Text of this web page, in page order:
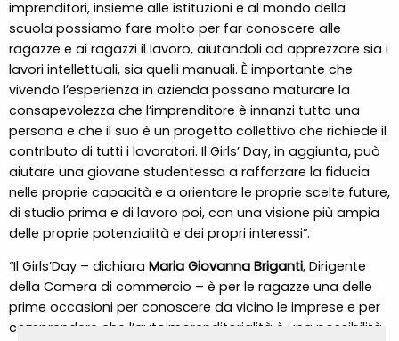
imprenditori, insieme alle istituzioni e al mondo della
scuola possiamo fare molto per far conoscere alle
ragazze e ai ragazzi il lavoro, aiutandoli ad apprezzare sia i
lavori intellettuali, sia quelli manuali. È importante che
vivendo l’esperienza in azienda possano maturare la
consapevolezza che l’imprenditore è innanzi tutto una
persona e che il suo è un progetto collettivo che richiede il
contributo di tutti i lavoratori. Il Girls’ Day, in aggiunta, può
aiutare una giovane studentessa a rafforzare la fiducia
nelle proprie capacità e a orientare le proprie scelte future,
di studio prima e di lavoro poi, con una visione più ampia
delle proprie potenzialità e dei propri interessi”.
“Il Girls’Day – dichiara Maria Giovanna Briganti, Dirigente
della Camera di commercio – è per le ragazze una delle
prime occasioni per conoscere da vicino le imprese e per
comprendere che l’autoimprenditorialità è una possibilità